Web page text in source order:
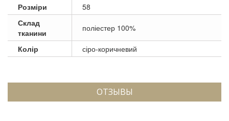
Розміри
58
Склад
тканини
поліестер 100%
Колір сіро-коричневий
ОТЗЫВЫ